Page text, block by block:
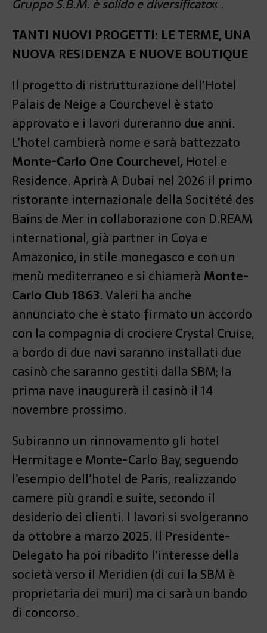
Gruppo S.B.M. è solido e diversificato« .
TANTI NUOVI PROGETTI: LE TERME, UNA
NUOVA RESIDENZA E NUOVE BOUTIQUE
Il progetto di ristrutturazione dell’Hotel
Palais de Neige a Courchevel è stato
approvato e i lavori dureranno due anni.
L’hotel cambierà nome e sarà battezzato
Monte-Carlo One Courchevel, Hotel e
Residence. Aprirà A Dubai nel 2026 il primo
ristorante internazionale della Socitété des
Bains de Mer in collaborazione con D.REAM
international, già partner in Coya e
Amazonico, in stile monegasco e con un
menù mediterraneo e si chiamerà Monte-
Carlo Club 1863. Valeri ha anche
annunciato che è stato firmato un accordo
con la compagnia di crociere Crystal Cruise,
a bordo di due navi saranno installati due
casinò che saranno gestiti dalla SBM; la
prima nave inaugurerà il casinò il 14
novembre prossimo.
Subiranno un rinnovamento gli hotel
Hermitage e Monte-Carlo Bay, seguendo
l’esempio dell’hotel de Paris, realizzando
camere più grandi e suite, secondo il
desiderio dei clienti. I lavori si svolgeranno
da ottobre a marzo 2025. Il Presidente-
Delegato ha poi ribadito l’interesse della
società verso il Meridien (di cui la SBM è
proprietaria dei muri) ma ci sarà un bando
di concorso.